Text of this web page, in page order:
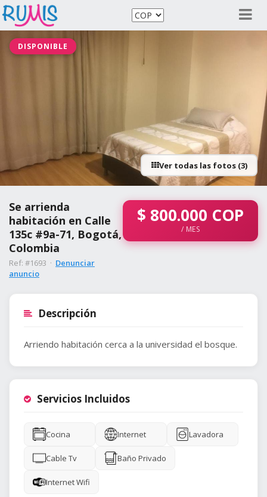
DISPONIBLE
Ver todas las fotos (3)
Se arrienda
habitación en Calle
135c #9a-71, Bogotá,
Colombia
Ref: #1693 · Denunciar
anuncio
$ 800.000 COP
/ MES
Descripción
Arriendo habitación cerca a la universidad el bosque.
Servicios Incluidos
Cocina Internet Lavadora
Cable Tv Baño Privado
Internet Wifi